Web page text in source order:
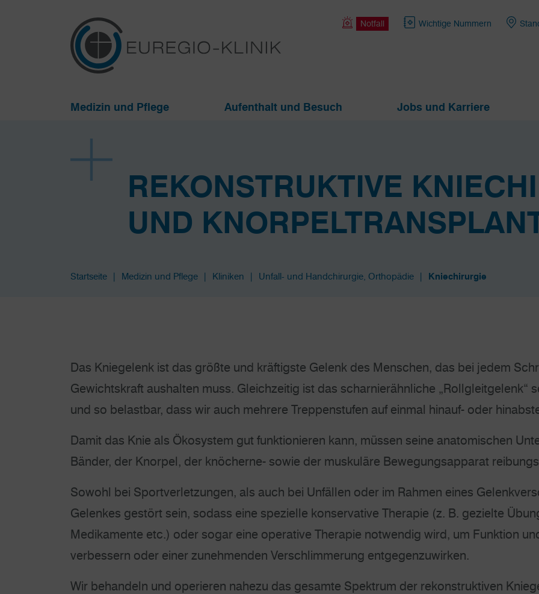
Notfall Wichtige Nummern
Medizin und Pflege Aufenthalt und Besuch Jobs und Karriere
REKONSTRUKTIVE
UND
Startseite Medizin und Pflege Kliniken Unfall- und Handchirurgie, Orthopädie Kniechirurgie
Das Kniegelenk ist das größte und kräftigste Gelenk des Menschen, das bei jedem
Gewichtskraft aushalten muss. Gleichzeitig ist das scharnierähnliche „Rollgleitgelenk“
und so belastbar, dass wir auch mehrere Treppenstufen auf einmal hinauf- oder
Damit das Knie als Ökosystem gut funktionieren kann, müssen seine anatomischen
Bänder, der Knorpel, der knöcherne- sowie der muskuläre Bewegungsapparat
Sowohl bei Sportverletzungen, als auch bei Unfällen oder im Rahmen eines
Gelenkes gestört sein, sodass eine spezielle konservative Therapie (z. B. gezielte
Medikamente etc.) oder sogar eine operative Therapie notwendig wird, um Funktion
verbessern oder einer zunehmenden Verschlimmerung entgegenzuwirken.
Wir behandeln und operieren nahezu das gesamte Spektrum der rekonstruktiven